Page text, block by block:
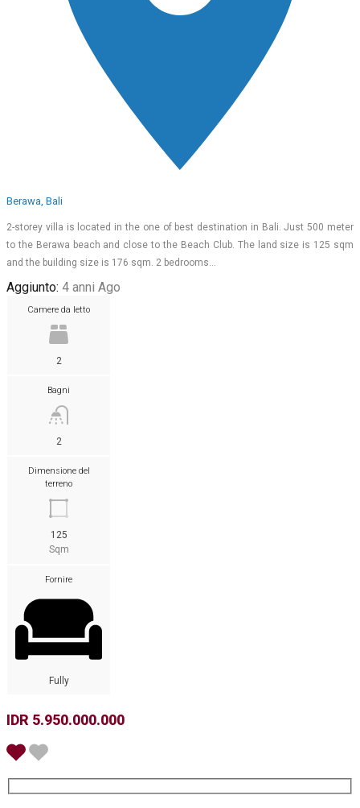
Berawa, Bali
2-storey villa is located in the one of best destination in Bali. Just 500 meter
to the Berawa beach and close to the Beach Club. The land size is 125 sqm
and the building size is 176 sqm. 2 bedrooms…
Aggiunto: 4 anni Ago
Camere da letto
2
Bagni
2
Dimensione del
terreno
125
Sqm
Fornire
Fully
IDR 5.950.000.000